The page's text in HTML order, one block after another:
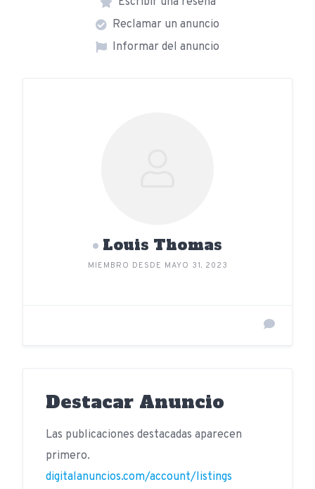
Reclamar un anuncio
Informar del anuncio
Louis Thomas
MIEMBRO DESDE MAYO 31, 2023
Destacar Anuncio
Las publicaciones destacadas aparecen
primero.
digitalanuncios.com/account/listings